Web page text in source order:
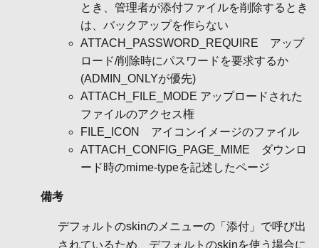
とき、管理者が添付ファイルを削除するとき
は、バックアップを作らない
ATTACH_PASSWORD_REQUIRE アップ
ロード/削除時にパスワードを要求するか
(ADMIN_ONLYが優先)
ATTACH_FILE_MODE アップロードされた
ファイルのアクセス権
FILE_ICON アイコンイメージのファイル
ATTACH_CONFIG_PAGE_MIME ダウンロ
ード時のmime-typeを記述したページ
備考
デフォルトのskinのメニューの「添付」で呼び出
されているため、デフォルトのskinを使う場合に